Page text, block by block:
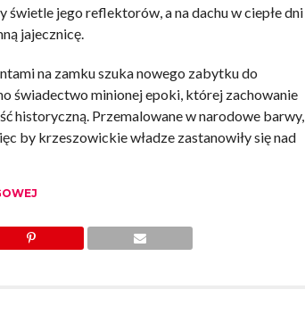
jego reflektorów, a na dachu w ciepłe dni
jajecznicę.
na zamku szuka nowego zabytku do
świadectwo minionej epoki, której zachowanie
historyczną. Przemalowane w narodowe barwy,
by krzeszowickie władze zastanowiły się nad